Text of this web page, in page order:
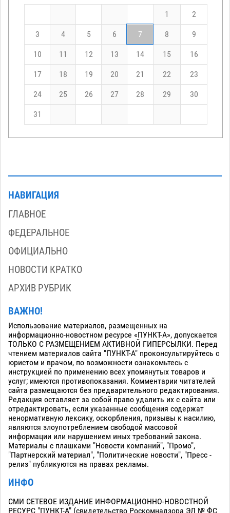
1 2
3 4 5 6 7 8 9
10 11 12 13 14 15 16
17 18 19 20 21 22 23
24 25 26 27 28 29 30
31
НАВИГАЦИЯ
ГЛАВНОЕ
ФЕДЕРАЛЬНОЕ
ОФИЦИАЛЬНО
НОВОСТИ КРАТКО
АРХИВ РУБРИК
ВАЖНО!
Использование материалов, размещенных на
информационно-новостном ресурсе «ПУНКТ-А», допускается
ТОЛЬКО С РАЗМЕЩЕНИЕМ АКТИВНОЙ ГИПЕРСЫЛКИ. Перед
чтением материалов сайта "ПУНКТ-А" проконсультируйтесь с
юристом и врачом, по возможности ознакомьтесь с
инструкцией по применению всех упомянутых товаров и
услуг; имеются противопоказания. Комментарии читателей
сайта размещаются без предварительного редактирования.
Редакция оставляет за собой право удалить их с сайта или
отредактировать, если указанные сообщения содержат
ненормативную лексику, оскорбления, призывы к насилию,
являются злоупотреблением свободой массовой
информации или нарушением иных требований закона.
Материалы с плашками "Новости компаний", "Промо",
"Партнерский материал", "Политические новости", "Пресс -
релиз" публикуются на правах рекламы.
ИНФО
СМИ СЕТЕВОЕ ИЗДАНИЕ ИНФОРМАЦИОННО-НОВОСТНОЙ
РЕСУРС "ПУНКТ-А" (свидетельство Роскомнадзора ЭЛ № ФС